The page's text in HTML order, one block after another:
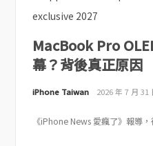
MacBook Pro
幕？背後真正原因
iPhone Taiwan 2026 年 7 月 31
《iPhone News 愛瘋了》報導